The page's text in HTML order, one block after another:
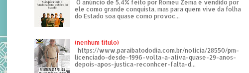
O anúncio de 5,4% feito por Romeu Zema é vendido por
ele como grande conquista, mas para quem vive da folha
do Estado soa quase como provoc...
(nenhum título)
https://www.paraibatododia.com.br/noticia/28550/pm-
licenciado-desde-1996-volta-a-ativa-quase-29-anos-
depois-apos-justica-reconhcer-falta-d...